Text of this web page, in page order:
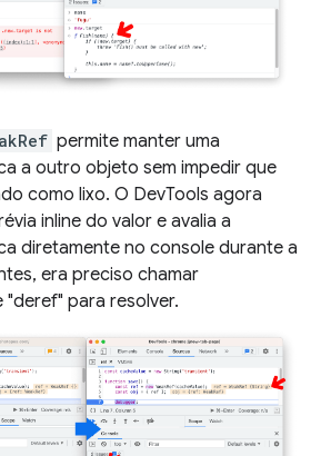
permite manter uma
a outro objeto sem impedir que
como lixo. O DevTools agora
inline do valor e avalia a
diretamente no console durante a
era preciso chamar
"deref" para resolver.